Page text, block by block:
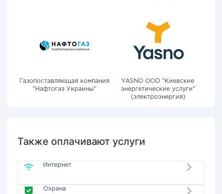
Газопоставляющая компания
"Нафтогаз Украины"
YASNO OOO "Киевские
энергетические услуги"
(электроэнергия)
Также оплачивают услуги
Интернет
Охрана